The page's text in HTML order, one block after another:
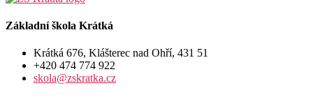
Základní škola Krátká
Krátká 676, Klášterec nad Ohří, 431 51
+420 474 774 922
skola@zskratka.cz